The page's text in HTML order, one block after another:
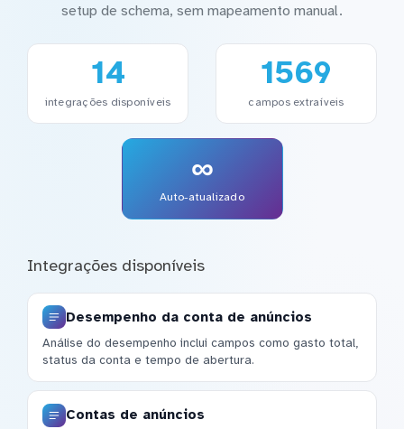
setup de schema, sem mapeamento manual.
14
integrações disponíveis
1569
campos extraíveis
∞
Auto-atualizado
Integrações disponíveis
Desempenho da conta de anúncios
Análise do desempenho inclui campos como gasto total,
status da conta e tempo de abertura.
Contas de anúncios